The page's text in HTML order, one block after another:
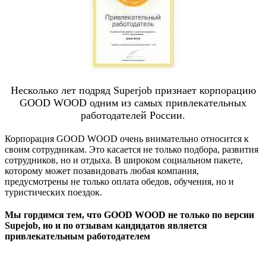
Несколько лет подряд Superjob признает корпорацию
GOOD WOOD одним из самых привлекательных
работодателей России.
Корпорация GOOD WOOD очень внимательно относится к
своим сотрудникам. Это касается не только подбора, развития
сотрудников, но и отдыха. В широком социальном пакете,
которому может позавидовать любая компания,
предусмотрены не только оплата обедов, обучения, но и
туристических поездок.
Мы гордимся тем, что GOOD WOOD не только по версии
Supejob, но и по отзывам кандидатов является
привлекательным работодателем